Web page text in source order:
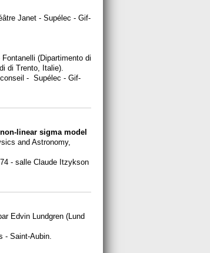
Janet - Supélec - Gif-
Fontanelli (Dipartimento di
di Trento, Italie).
- Supélec - Gif-
linear sigma model
and Astronomy,
- salle Claude Itzykson
Edvin Lundgren (Lund
- Saint-Aubin.